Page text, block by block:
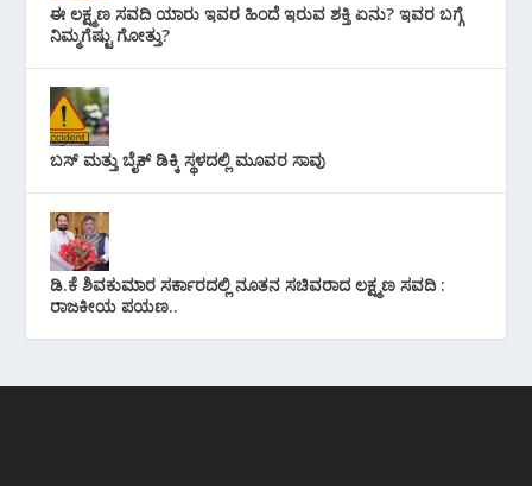
ಈ ಲಕ್ಷ್ಮಣ ಸವದಿ ಯಾರು ಇವರ ಹಿಂದೆ ಇರುವ ಶಕ್ತಿ ಏನು? ಇವರ ಬಗ್ಗೆ
ನಿಮ್ಮಗೆಷ್ಟು ಗೋತ್ತು?
ಬಸ್ ಮತ್ತು ಬೈಕ್ ಡಿಕ್ಕಿ ಸ್ಥಳದಲ್ಲಿ ಮೂವರ ಸಾವು
ಡಿ.ಕೆ ಶಿವಕುಮಾರ ಸರ್ಕಾರದಲ್ಲಿ ನೂತನ ಸಚಿವರಾದ ಲಕ್ಷ್ಮಣ ಸವದಿ :
ರಾಜಕೀಯ ಪಯಣ..